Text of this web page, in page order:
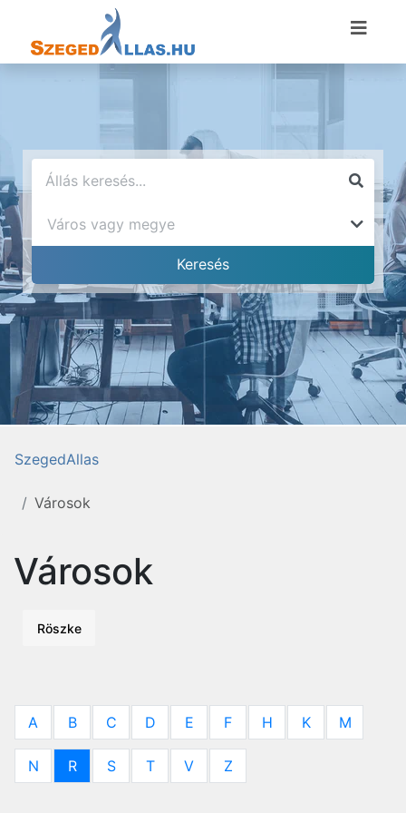
SzegedAllas
Városok
Városok
Röszke
A B C D E F H K M
N R S T V Z